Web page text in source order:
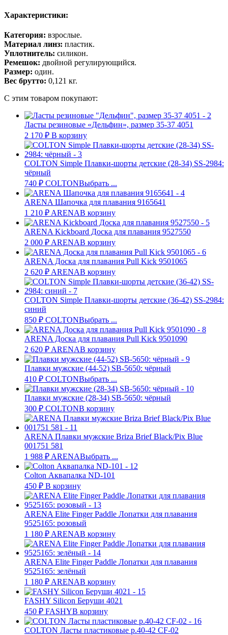
Характеристики:
Категория: взрослые.
Материал линз: пластик.
Уплотнитель: силикон.
Ремешок: двойной регулирующийся.
Размер: один.
Вес брутто: 0,121 кг.
С этим товаром покупают:
Ласты резиновые «Дельфин», размер 35-37 4051
2 170 ₽ В корзину
COLTON Simple Плавки-шорты детские (28-34) SS-2984:
чёрный
740 ₽ COLTONВыбрать ...
ARENA Шапочка для плавания 9165641
1 210 ₽ ARENAВ корзину
ARENA Kickboard Доска для плавания 9527550
2 000 ₽ ARENAВ корзину
ARENA Доска для плавания Pull Kick 9501065
2 620 ₽ ARENAВ корзину
COLTON Simple Плавки-шорты детские (36-42) SS-2984:
синий
850 ₽ COLTONВыбрать ...
ARENA Доска для плавания Pull Kick 9501090
2 620 ₽ ARENAВ корзину
Плавки мужские (44-52) SB-5650: чёрный
410 ₽ COLTONВыбрать ...
Плавки мужские (28-34) SB-5650: чёрный
300 ₽ COLTONВ корзину
ARENA Плавки мужские Briza Brief Black/Pix Blue
001751 581
1 988 ₽ ARENAВыбрать ...
Colton Аквапалка ND-101
450 ₽ В корзину
ARENA Elite Finger Paddle Лопатки для плавания
9525165: розовый
1 180 ₽ ARENAВ корзину
ARENA Elite Finger Paddle Лопатки для плавания
9525165: зелёный
1 180 ₽ ARENAВ корзину
FASHY Silicon Беруши 4021
450 ₽ FASHYВ корзину
COLTON Ласты пластиковые р.40-42 CF-02